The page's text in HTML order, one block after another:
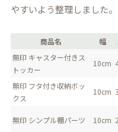
やすいよう整理しました。
商品名 幅
無印 キャスター付きス
トッカー
10cm
無印 フタ付き収納ボッ
クス
10cm
無印 シンプル棚パーツ 10cm